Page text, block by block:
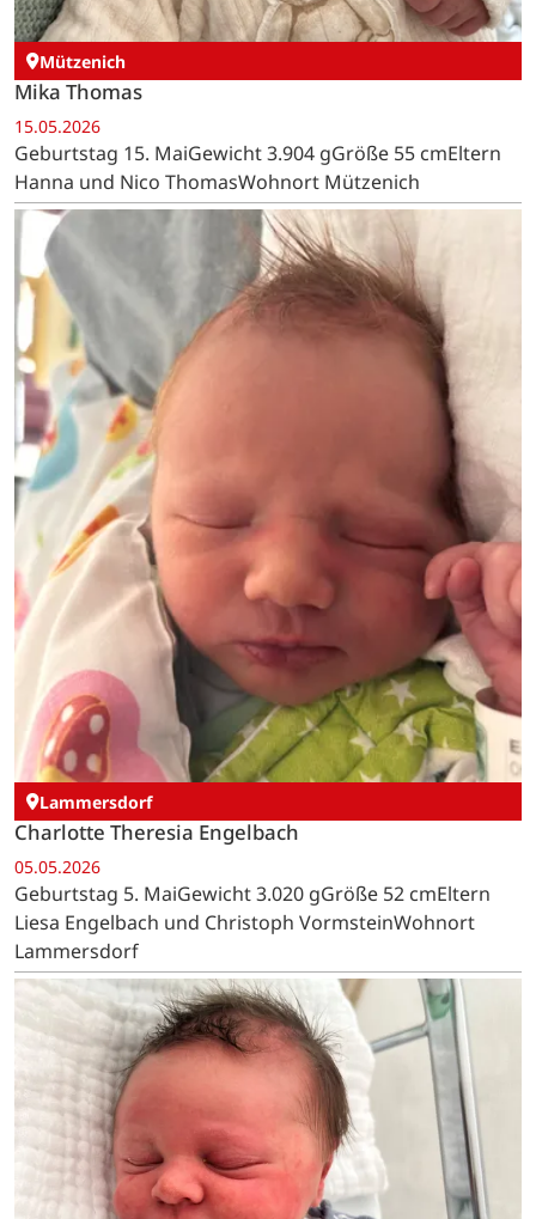
Mützenich
Mika Thomas
15.05.2026
Geburtstag 15. MaiGewicht 3.904 gGröße 55 cmEltern
Hanna und Nico ThomasWohnort Mützenich
Lammersdorf
Charlotte Theresia Engelbach
05.05.2026
Geburtstag 5. MaiGewicht 3.020 gGröße 52 cmEltern
Liesa Engelbach und Christoph VormsteinWohnort
Lammersdorf